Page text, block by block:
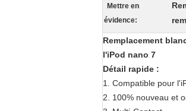
Mettre en
évidence:
Remplacement
l'iPod nano 7
Détail rapide :
1. Compatible pour
2. 100% nouveau et